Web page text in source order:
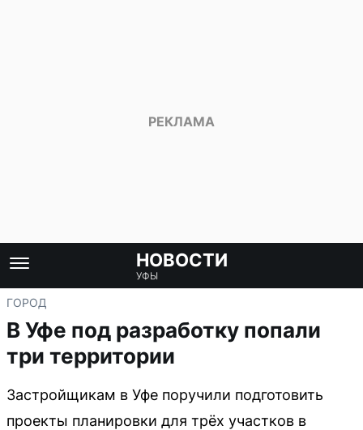
НОВОСТИ
УФЫ
ГОРОД
В Уфе под разработку попали
три территории
Застройщикам в Уфе поручили подготовить
проекты планировки для трёх участков в